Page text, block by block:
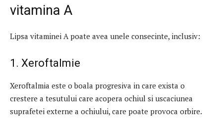
vitamina A
Lipsa vitaminei A poate avea unele consecinte, inclusiv:
1. Xeroftalmie
Xeroftalmia este o boala progresiva in care exista o
crestere a tesutului care acopera ochiul si uscaciunea
suprafetei externe a ochiului, care poate provoca orbire.